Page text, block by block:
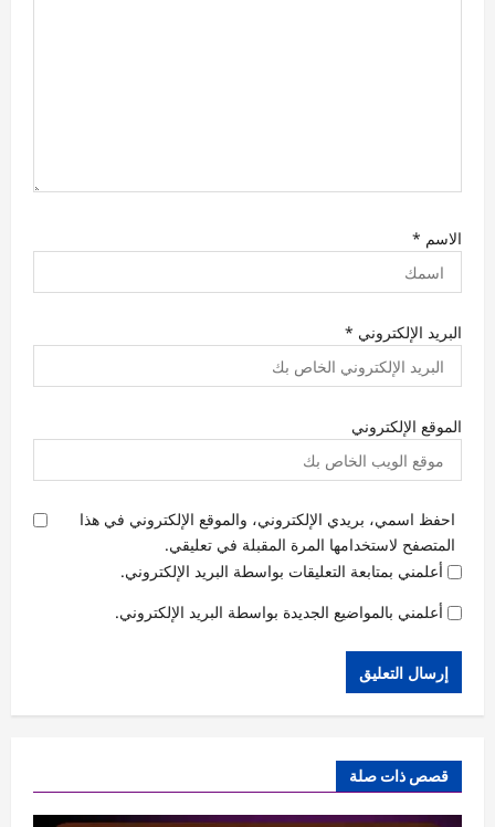
الاسم *
البريد الإلكتروني *
الموقع الإلكتروني
احفظ اسمي، بريدي الإلكتروني، والموقع الإلكتروني في هذا
المتصفح لاستخدامها المرة المقبلة في تعليقي.
أعلمني بمتابعة التعليقات بواسطة البريد الإلكتروني.
أعلمني بالمواضيع الجديدة بواسطة البريد الإلكتروني.
قصص ذات صلة